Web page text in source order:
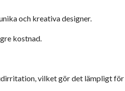
och kreativa designer.
kostnad.
vilket gör det lämpligt för